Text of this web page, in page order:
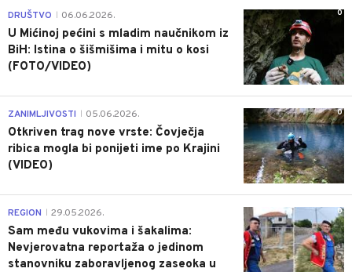
0
DRUŠTVO 06.06.2026.
U Mićinoj pećini s mladim naučnikom iz
BiH: Istina o šišmišima i mitu o kosi
(FOTO/VIDEO)
0
ZANIMLJIVOSTI 05.06.2026.
Otkriven trag nove vrste: Čovječja
ribica mogla bi ponijeti ime po Krajini
(VIDEO)
0
REGION 29.05.2026.
Sam među vukovima i šakalima:
Nevjerovatna reportaža o jedinom
stanovniku zaboravljenog zaseoka u